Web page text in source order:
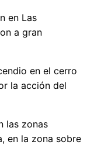
en Las
a gran
en el cerro
la acción del
las zonas
en la zona sobre